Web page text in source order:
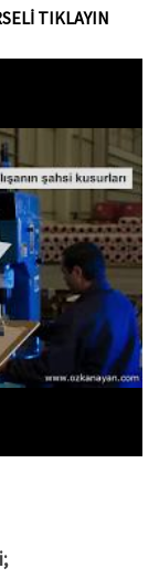
TIKLAYIN